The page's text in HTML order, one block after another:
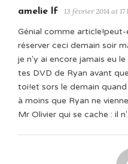
amelie lf 13 février 2014 at
Génial comme
réserver ceci demain soir
je n'y ai encore jamais eu
tes DVD de Ryan avant
toi!et sors le demain
à moins que Ryan ne
Mr Olivier qui se cache : il